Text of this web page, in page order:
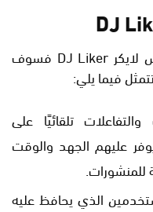
عندما تقوم بتحميل تطبيق دي حس لايكر DJ Liker فسوف
فيما يلي:
تلقائيًا على
عليهم الجهد والوقت
للمنشورات.
الذي يحافظ عليه